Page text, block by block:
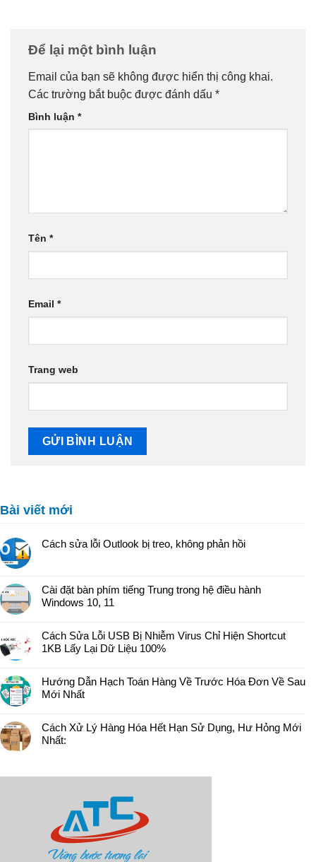
Để lại một bình luận
Email của bạn sẽ không được hiển thị công khai.
Các trường bắt buộc được đánh dấu *
Bình luận *
Tên *
Email *
Trang web
Bài viết mới
Cách sửa lỗi Outlook bị treo, không phản hồi
Cài đặt bàn phím tiếng Trung trong hệ điều hành
Windows 10, 11
Cách Sửa Lỗi USB Bị Nhiễm Virus Chỉ Hiện Shortcut
1KB Lấy Lại Dữ Liệu 100%
Hướng Dẫn Hạch Toán Hàng Về Trước Hóa Đơn Về Sau
Mới Nhất
Cách Xử Lý Hàng Hóa Hết Hạn Sử Dụng, Hư Hỏng Mới
Nhất: